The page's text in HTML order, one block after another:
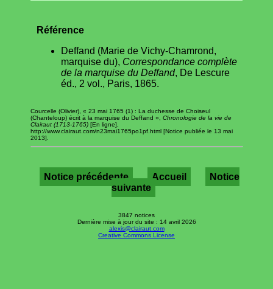
Référence
Deffand (Marie de Vichy-Chamrond,
marquise du), Correspondance complète
de la marquise du Deffand, De Lescure
éd., 2 vol., Paris, 1865.
Courcelle (Olivier), « 23 mai 1765 (1) : La duchesse de Choiseul
(Chanteloup) écrit à la marquise du Deffand », Chronologie de la vie de
Clairaut (1713-1765) [En ligne],
http://www.clairaut.com/n23mai1765po1pf.html [Notice publiée le 13 mai
2013].
Notice précédente Accueil
Notice
suivante
3847 notices
Dernière mise à jour du site : 14 avril 2026
alexis@clairaut.com
Creative Commons License